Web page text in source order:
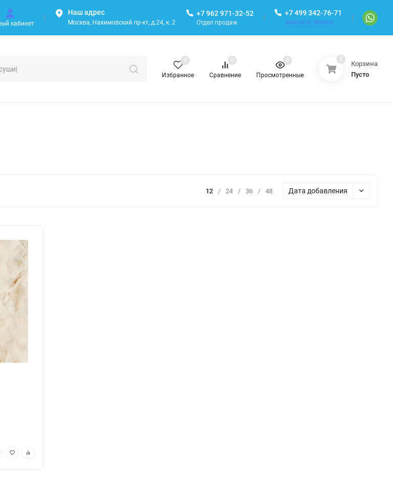
кабинет
Наш адрес
Москва, Нахимовский пр-кт, д.24, к. 2
+7 962 971-32-52
Отдел продаж
+7 499 342-76-71
заказать звонок
Избранное
0
Сравнение
0
Просмотренные
0 0
Корзина
Пусто
12 / 24 / 36 / 48 Дата добавления